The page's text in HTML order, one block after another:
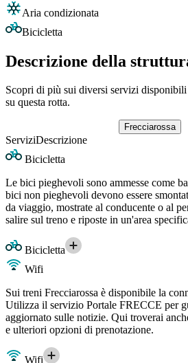
Aria condizionata
Bicicletta
Descrizione della
Scopri di più sui diversi servizi
su questa rotta.
Frecciarossa
ServiziDescrizione
Bicicletta
Le bici pieghevoli sono ammesse come
bici non pieghevoli devono essere
da viaggio, mostrate al conducente o al
salire sul treno e riposte in un'area
Bicicletta
Wifi
Sui treni Frecciarossa è disponibile la
Utilizza il servizio Portale FRECCE per
aggiornato sulle notizie. Qui troverai
e ulteriori opzioni di prenotazione.
Wifi